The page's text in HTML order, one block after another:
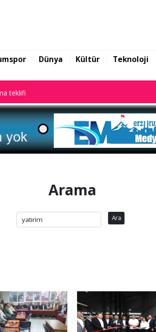
Dünya Kültür Teknoloji
oldu
teklifi
teklifi
Arama
Ara